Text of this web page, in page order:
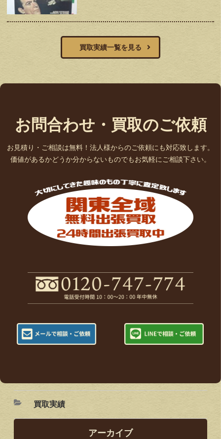
買取実績一覧を見る
お問合わせ・買取のご依頼
お見積り・ご相談は無料！法人様からのご依頼にも対応致します。
価値があるかどうか分からないものでもお気軽にご相談下さい。
買取実績
アーカイブ